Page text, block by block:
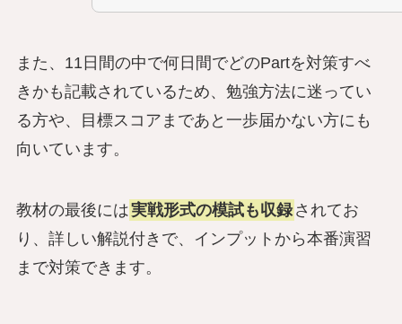
また、11日間の中で何日間でどのPartを対策すべ
きかも記載されているため、勉強方法に迷ってい
る方や、目標スコアまであと一歩届かない方にも
向いています。
教材の最後には実戦形式の模試も収録 されてお
り、詳しい解説付きで、インプットから本番演習
まで対策できます。